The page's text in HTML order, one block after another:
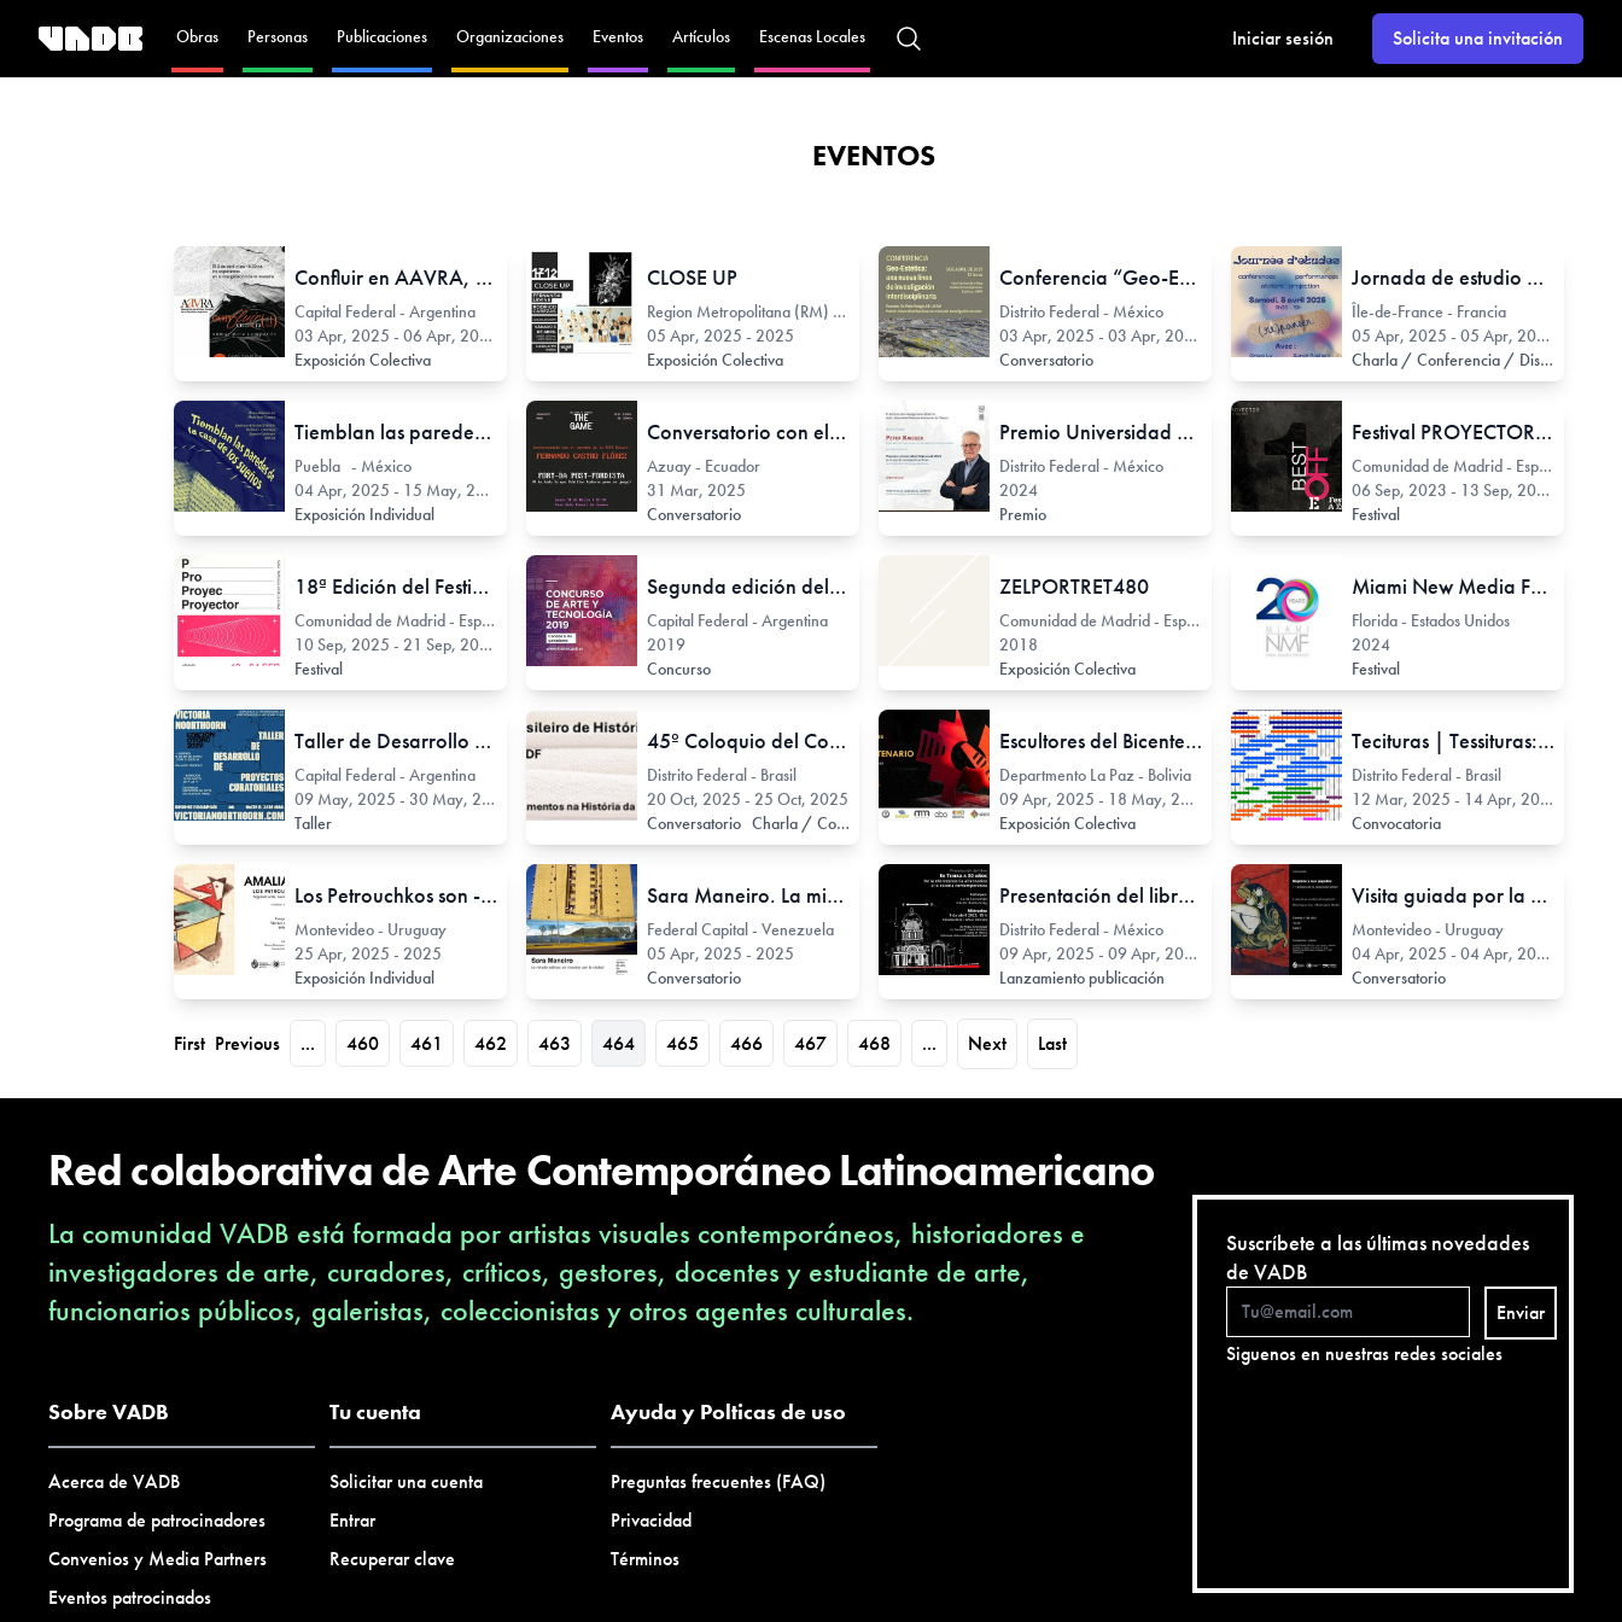
Obras Personas Publicaciones Organizaciones Eventos Artículos Escenas Locales Iniciar sesión Solicita una invitación
EVENTOS
Confluir en AAVRA, ciclo 1
Capital Federal - Argentina
03 Apr, 2025 - 06 Apr, 2025
Exposición Colectiva
CLOSE UP
Region Metropolitana (RM) - Chile
05 Apr, 2025 - 2025
Exposición Colectiva
Conferencia “Geo-Estética: una nueva línea de investigación interdisciplinaria”
Distrito Federal - México
03 Apr, 2025 - 03 Apr, 2025
Conversatorio
Jornada de estudio de (re)curación en el Panthéon-Sorbonne
Île-de-France - Francia
05 Apr, 2025 - 05 Apr, 2025
Charla / Conferencia / Disertación
Tiemblan las paredes de la casa de los sueños
Puebla - México
04 Apr, 2025 - 15 May, 2025
Exposición Individual
Conversatorio con el curador de la XVII Bienal: Fernando Castro Flórez
Azuay - Ecuador
31 Mar, 2025
Conversatorio
Premio Universidad Nacional en el área de investigación en artes 2024
Distrito Federal - México
2024
Premio
Festival PROYECTOR 2023
Comunidad de Madrid - España
06 Sep, 2023 - 13 Sep, 2023
Festival
18ª Edición del Festival PROYECTOR
Comunidad de Madrid - España
10 Sep, 2025 - 21 Sep, 2025
Festival
Segunda edición del Concurso de Arte y Tecnología
Capital Federal - Argentina
2019
Concurso
ZELPORTRET480
Comunidad de Madrid - España
2018
Exposición Colectiva
Miami New Media Festival
Florida - Estados Unidos
2024
Festival
Taller de Desarrollo de Proyectos Curatoriales / Edición Otoño 2025
Capital Federal - Argentina
09 May, 2025 - 30 May, 2025
Taller
45º Coloquio del Comité Brasileño de Historia del Arte. Tecituras | Tessituras: composições, contexturas e atravessamentos na História da Arte
Distrito Federal - Brasil
20 Oct, 2025 - 25 Oct, 2025
Conversatorio Charla / Conferencia / Disertación
Escultores del Bicentenario: Formas eternas
Departmento La Paz - Bolivia
09 Apr, 2025 - 18 May, 2025
Exposición Colectiva
Tecituras | Tessituras: composições, contexturas e atravessamentos na História da Arte. 45º Colóquio do Comitê Brasileiro de História da Arte
Distrito Federal - Brasil
12 Mar, 2025 - 14 Apr, 2025
Convocatoria
Los Petrouchkos son -Segunda serie, nuevos descubrimientos-
Montevideo - Uruguay
25 Apr, 2025 - 2025
Exposición Individual
Sara Maneiro. La mirada oblicua: un transitar por la ciudad
Federal Capital - Venezuela
05 Apr, 2025 - 2025
Conversatorio
Presentación del libro: “Ex Teresa a 30 años. De la efervescencia alternativa a la escena contemporánea.”
Distrito Federal - México
09 Apr, 2025 - 09 Apr, 2025
Lanzamiento publicación
Visita guiada por la muestra: "Mujeres y sus papeles - 17 artistas de la colección MNAV"
Montevideo - Uruguay
04 Apr, 2025 - 04 Apr, 2025
Conversatorio
First Previous ... 460 461 462 463 464 465 466 467 468 ... Next Last
Red colaborativa de Arte Contemporáneo Latinoamericano
La comunidad VADB está formada por artistas visuales contemporáneos, historiadores e
investigadores de arte, curadores, críticos, gestores, docentes y estudiante de arte,
funcionarios públicos, galeristas, coleccionistas y otros agentes culturales.
Sobre VADB
Acerca de VADB
Programa de patrocinadores
Convenios y Media Partners
Eventos patrocinados
Tu cuenta
Solicitar una cuenta
Entrar
Recuperar clave
Ayuda y Polticas de uso
Preguntas frecuentes (FAQ)
Privacidad
Términos
Suscríbete a las últimas novedades
de VADB
Enviar
Siguenos en nuestras redes sociales